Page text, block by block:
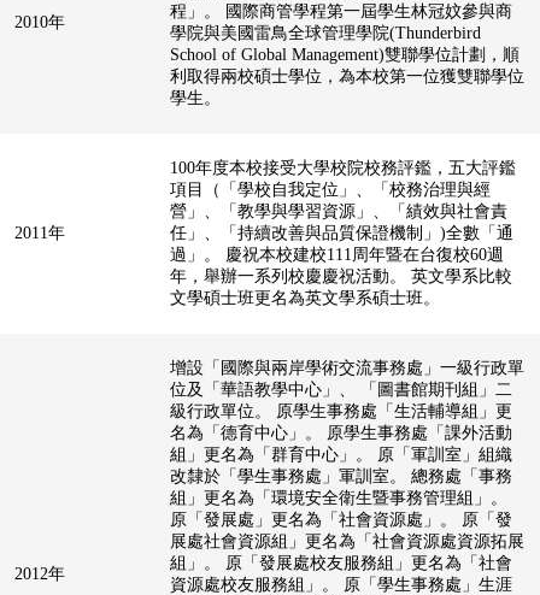
2010年
程」。 國際商管學程第一屆學生林冠妏參與商
學院與美國雷鳥全球管理學院(Thunderbird
School of Global Management)雙聯學位計劃，順
利取得兩校碩士學位，為本校第一位獲雙聯學位
學生。
2011年
100年度本校接受大學校院校務評鑑，五大評鑑
項目（「學校自我定位」、「校務治理與經
營」、「教學與學習資源」、「績效與社會責
任」、「持續改善與品質保證機制」)全數「通
過」。 慶祝本校建校111周年暨在台復校60週
年，舉辦一系列校慶慶祝活動。 英文學系比較
文學碩士班更名為英文學系碩士班。
2012年
增設「國際與兩岸學術交流事務處」一級行政單
位及「華語教學中心」、 「圖書館期刊組」二
級行政單位。 原學生事務處「生活輔導組」更
名為「德育中心」。 原學生事務處「課外活動
組」更名為「群育中心」。 原「軍訓室」組織
改隸於「學生事務處」軍訓室。 總務處「事務
組」更名為「環境安全衛生暨事務管理組」。
原「發展處」更名為「社會資源處」。 原「發
展處社會資源組」更名為「社會資源處資源拓展
組」。 原「發展處校友服務組」更名為「社會
資源處校友服務組」。 原「學生事務處」生涯